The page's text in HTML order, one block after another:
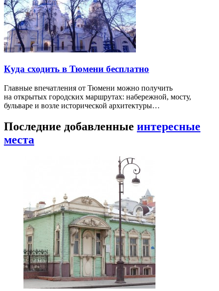
Куда сходить в Тюмени бесплатно
Главные впечатления от Тюмени можно получить
на открытых городских маршрутах: набережной, мосту,
бульваре и возле исторической архитектуры…
Последние добавленные интересные
места